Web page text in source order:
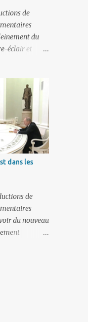
menaces
: «Si Gülen
sacrifieront
de ce
de
du
éclair et
Turquie
par des
à la base
ne sait
d’en face
(1). Si les
est pas de
Bakou,
et
des
surveillent
dans les
de
du nouveau